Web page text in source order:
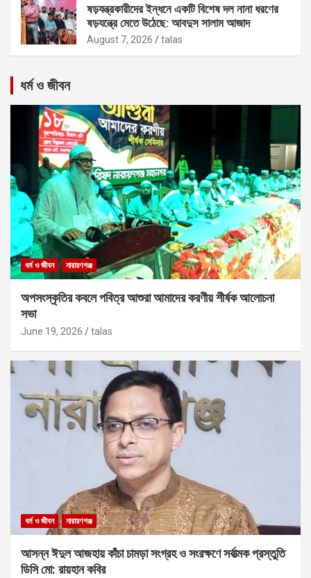
ষড়যন্ত্রকারীদের ইন্ধনে একটি বিশেষ দল নানা ধরণের
ষড়যন্ত্রে মেতে উঠেছে: আবদুস সালাম আজাদ
August 7, 2026 talas
ধর্ম ও জীবন
ধর্ম ও জীবন নারায়ণগঞ্জ
অপসংস্কৃতির কবলে পবিত্র আশুরা আমাদের করণীয় শীর্ষক আলোচনা
সভা
June 19, 2026 talas
ধর্ম ও জীবন নারায়ণগঞ্জ
আসন্ন ঈদুল আজহায় কাঁচা চামড়া সংগ্রহ ও সংরক্ষণে সর্বাত্মক প্রস্তুতি
ডিসি মো: রায়হান কবির